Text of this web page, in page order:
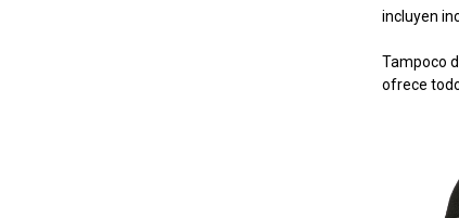
incluyen
Tampoco
ofrece